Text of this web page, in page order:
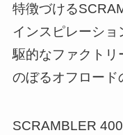
特徴づける
インスピレーシ
駆的なファクトリ
のぼるオフロード
SCRAMBLER